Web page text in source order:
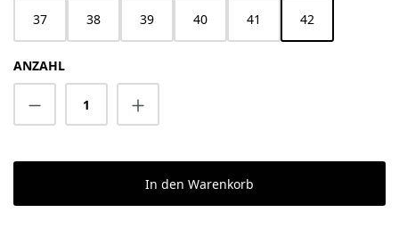
37 38 39 40 41 42
ANZAHL
Produkt Anzahl: Gib den gewünschten
In den Warenkorb